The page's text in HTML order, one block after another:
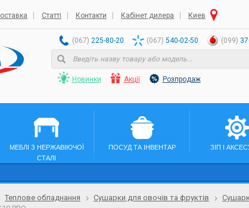
Статті Контакти Кабінет дилера Киев
(067) 225-80-20 (067) 540-02-50 (099)
Новинки Акції Розпродаж
МЕБЛІ З НЕРЖАВІЮЧОЇ
СТАЛІ
ПОСУД ТА ІНВЕНТАР ЗІП І
Теплове обладнання Сушарки для овочів та фруктів